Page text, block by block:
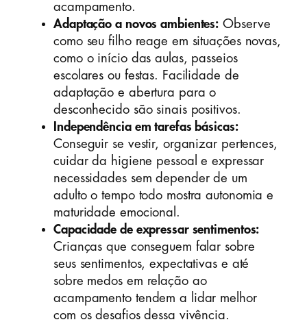
acampamento.
Adaptação a novos ambientes: Observe
como seu filho reage em situações novas,
como o início das aulas, passeios
escolares ou festas. Facilidade de
adaptação e abertura para o
desconhecido são sinais positivos.
Independência em tarefas básicas:
Conseguir se vestir, organizar pertences,
cuidar da higiene pessoal e expressar
necessidades sem depender de um
adulto o tempo todo mostra autonomia e
maturidade emocional.
Capacidade de expressar sentimentos:
Crianças que conseguem falar sobre
seus sentimentos, expectativas e até
sobre medos em relação ao
acampamento tendem a lidar melhor
com os desafios dessa vivência.